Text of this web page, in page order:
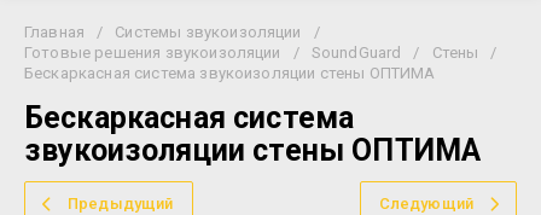
Главная / Системы звукоизоляции
/
Готовые решения звукоизоляции
/ SoundGuard / Стены
/
Бескаркасная система звукоизоляции стены ОПТИМА
Бескаркасная система
звукоизоляции стены ОПТИМА
Предыдущий Следующий